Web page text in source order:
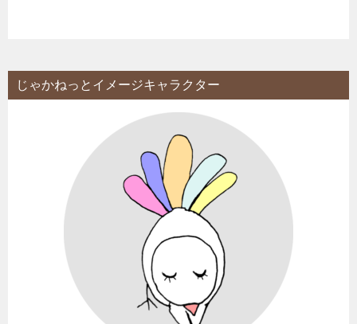
じゃかねっとイメージキャラクター